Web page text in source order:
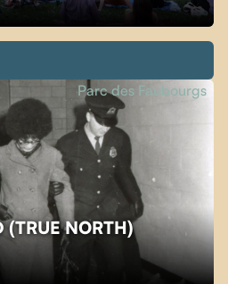
(TRUE NORTH)
Parc des Faubourgs